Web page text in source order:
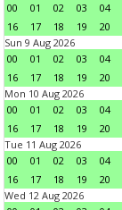
00
01 02 03 04
16
17 18 19 20
Sun 9 Aug 2026
00
01 02 03 04
16
17 18 19 20
Mon 10 Aug 2026
00
01 02 03 04
16
17 18 19 20
Tue 11 Aug 2026
00
01 02 03 04
16
17 18 19 20
Wed 12 Aug 2026